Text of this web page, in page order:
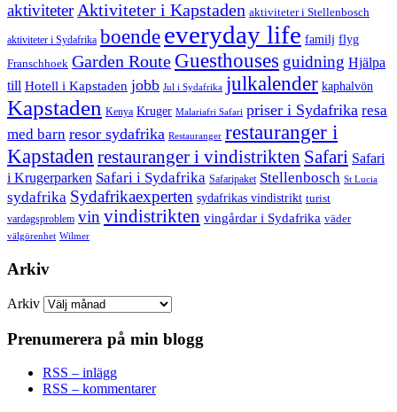
aktiviteterAktiviteter i Kapstaden aktiviteter i Stellenbosch
aktiviteter i Sydafrika boende everyday life familj flyg
Franschhoek Garden Route Guesthouses guidning Hjälpa
till Hotell i Kapstaden jobb Jul i Sydafrika julkalender kaphalvön
Kapstaden Kenya Kruger Malariafri Safari priser i Sydafrika resa
med barn resor sydafrika Restauranger restauranger i
Kapstaden restauranger i vindistrikten Safari Safari
i Krugerparken Safari i Sydafrika Safaripaket Stellenbosch St Lucia
sydafrika Sydafrikaexperten sydafrikas vindistrikt turist
vardagsproblem vinvindistrikten vingårdar i Sydafrika väder
välgörenhet Wilmer
Arkiv
Arkiv
Prenumerera på min blogg
RSS – inlägg
RSS – kommentarer